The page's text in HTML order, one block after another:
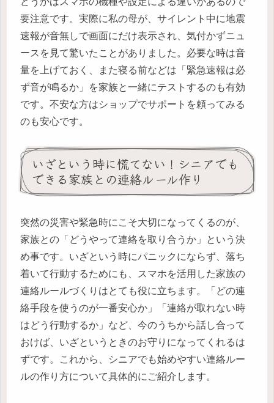
要注意です。実際に私の母が、サイレント中に地震
速報が音無しで画面にだけ表示され、気付かずニュ
ースを見て驚いたことがありました。必要な時は音
量を上げておく、また寝る前などは「緊急速報は必
ず音が鳴るか」を家族と一緒にテストするのも有効
です。不安な方はショップでサポートを頼ってみる
のも安心です。
いざという時に慌てない！シニアでも
できる家族との連絡ルール作り
突然の災害や緊急時にこそ大切になってくるのが、
家族との「どうやって連絡を取り合うか」という決
め事です。いざという時にパニックにならず、落ち
着いて行動するためにも、スマホを活用した家族の
連絡ルールづくりはとても役に立ちます。「どの連
絡手段を使うのが一番安心か」「連絡が取れない時
はどう行動するか」など、今のうちから話し合って
おけば、いざというときのお守りになってくれるは
ずです。これから、シニアでも始めやすい連絡ルー
ルの作り方について具体的にご紹介します。